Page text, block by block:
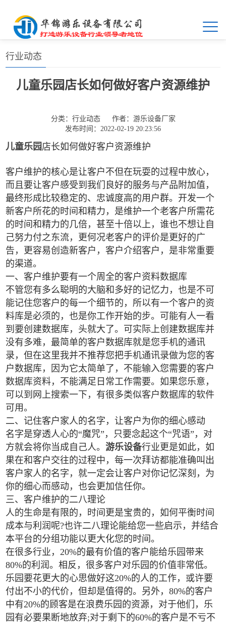
首页>>新闻中心>>行业动态
行业动态
儿童乐园店长如何做好客户资源维护
分类： 行业动态 作者： 游乐设备厂家
发布时间：2022-02-19 20:23:56
儿童乐园店长如何做好客户资源维护
客户维护的核心是让客户不但在玩耍的过程中放心，
而且要让客户感受到我们良好的服务与产品附加值，
最终形成比较稳定的、忠诚度高的用户群。开发一个
新客户所花的时间和精力，是维护一个老客户所需花
的时间和精力的几倍，甚至十倍以上，谁也不想让自
己努力付之东流，更何况老客户的评价是更好的广
告，更容易创造新客户，客户介绍客户，是非常重要
的渠道。
一、客户维护要有一个周全的客户资料数据库
不管您有多么聪明的大脑和多好的记忆力，也是不可
能记住您客户的每一个细节的，所以有一个客户的资
料库是必须的，也是你工作开始的步。可能有人一看
到要创建数据库，头就大了。可实际上创建数据库并
没有多难，最简单的客户数据库就是您手机的通讯
录，但在这里我并不推荐您把手机通讯录做为您的客
户数据库，因为它太简单了，不能输入您需要的客户
数据库资料，不能满足日常工作需要。如果您乐意，
可以到网上搜索一下，有很多类似客户数据库的软件
可用。
二、记住客户家人的名字，让客户为你的细心感动
名字是穿透人心的“魔咒”，只要念起这个“咒语”，对
方就会将你当成自己人。游乐设备行业更是如此，如
果在和客户交往的过程中，每一次拜访都能准确叫出
客户家人的名字，就一定会让客户对你记忆深刻，为
你的细心而感动，也会更加信任你。
三、客户维护的二八理论
人的生命是有限的，时间更是宝贵的，如何平衡时间
成本与利润呢?也许二八理论能给您一些启示，并结合
本平台的分组功能以更大化您的时间。
在很多行业，20%的最有价值的客户能给乐园带来
80%的利润。相反，很多客户对乐园的价值非常低。
乐园要花更大的心思做好这20%的人的工作，或许要
付出不小的代价，但却是值得的。另外，80%的客户
中有20%的顾客是在浪费乐园的资源，对于他们，乐
园有必要果断地放弃;对于剩下的60%的客户是不亏不